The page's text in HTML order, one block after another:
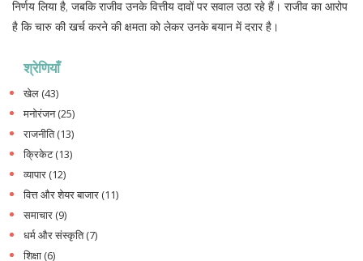
निर्णय लिया है, जबकि राजीव उनके वित्तीय दावों पर सवाल उठा रहे हैं। राजीव का आरोप
है कि चारु की खर्च करने की क्षमता को लेकर उनके बयान में दरार है।
श्रेणियाँ
खेल (43)
मनोरंजन(25)
राजनीति(13)
क्रिकेट(13)
व्यापार (12)
वित्त और शेयर बाजार (11)
समाचार (9)
धर्म और संस्कृति(7)
शिक्षा (6)